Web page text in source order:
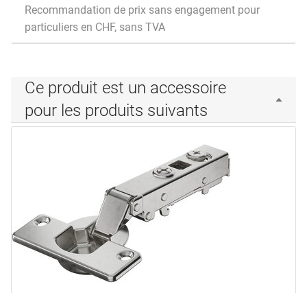
Recommandation de prix sans engagement pour
particuliers en CHF, sans TVA
Ce produit est un accessoire
pour les produits suivants